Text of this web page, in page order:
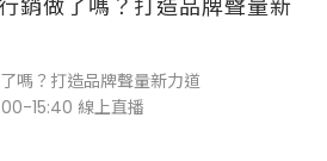
銷做了嗎？打造品牌聲量新
嗎？打造品牌聲量新力道
15:40 線上直播